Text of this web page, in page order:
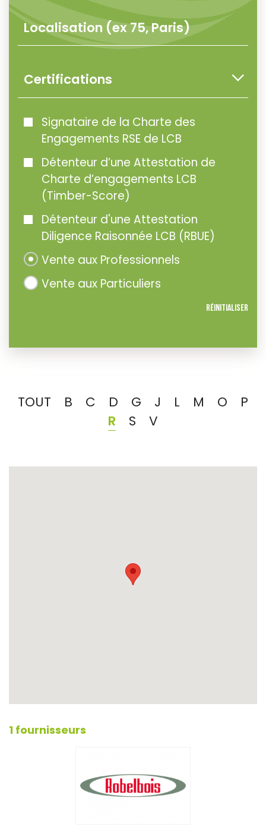
Certifications
Signataire de la Charte des
Engagements RSE de LCB
Détenteur d’une Attestation de
Charte d’engagements LCB
(Timber-Score)
Détenteur d'une Attestation
Diligence Raisonnée LCB (RBUE)
Vente aux Professionnels
Vente aux Particuliers
Réinitialiser
TOUT B C D G J L M O
P
R
S V
1 fournisseurs